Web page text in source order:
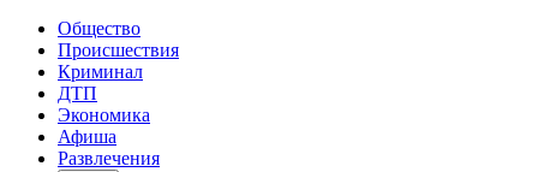
Общество
Происшествия
Криминал
ДТП
Экономика
Афиша
Развлечения